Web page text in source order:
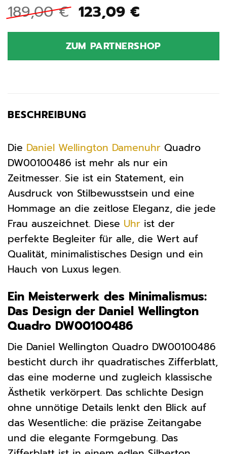
189,00€ Ursprünglicher
Preis
war:
189,00 €
123,09 €Aktueller
ist:
123,09 €.
ZUM PARTNERSHOP
BESCHREIBUNG
Die Daniel Wellington Damenuhr Quadro
DW00100486 ist mehr als nur ein
Zeitmesser. Sie ist ein Statement, ein
Ausdruck von Stilbewusstsein und eine
Hommage an die zeitlose Eleganz, die jede
Frau auszeichnet. Diese Uhr ist der
perfekte Begleiter für alle, die Wert auf
Qualität, minimalistisches Design und ein
Hauch von Luxus legen.
Ein Meisterwerk des Minimalismus:
Das Design der Daniel Wellington
Quadro DW00100486
Die Daniel Wellington Quadro DW00100486
besticht durch ihr quadratisches Zifferblatt,
das eine moderne und zugleich klassische
Ästhetik verkörpert. Das schlichte Design
ohne unnötige Details lenkt den Blick auf
das Wesentliche: die präzise Zeitangabe
und die elegante Formgebung. Das